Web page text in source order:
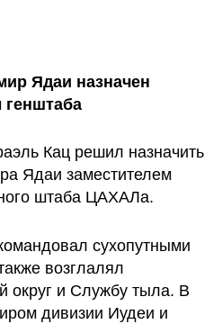
Ядаи назначен
генштаба
Кац решил назначить
Ядаи заместителем
штаба ЦАХАЛа.
сухопутными
возглалял
округ и Службу тыла. В
дивизии Иудеи и